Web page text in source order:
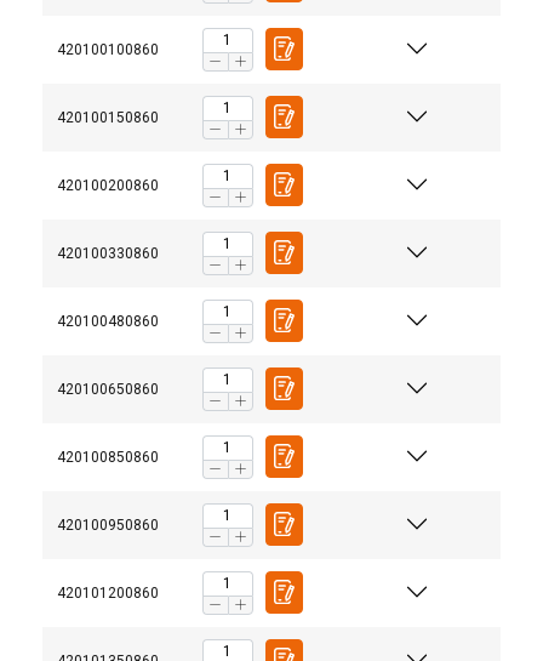
420100100860
420100150860
420100200860
420100330860
420100480860
420100650860
420100850860
420100950860
420101200860